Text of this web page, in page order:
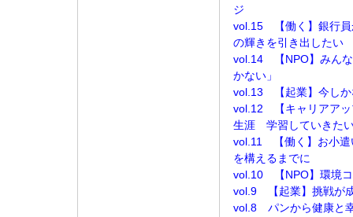
ジ
vol.15 【働く】銀行員
の輝きを引き出したい
vol.14 【NPO】みんな
かない」
vol.13 【起業】今しか
vol.12 【キャリアア
生涯 学習していきた
vol.11 【働く】お小遣
を構えるまでに
vol.10 【NPO】環境コ
vol.9 【起業】挑戦が
vol.8 パンから健康と